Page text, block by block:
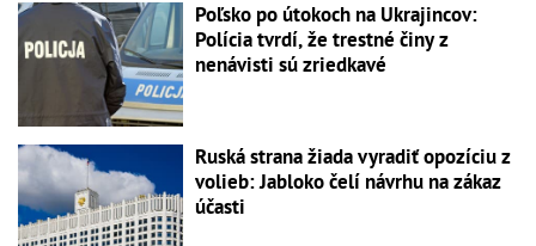
Poľsko po útokoch na Ukrajincov:
Polícia tvrdí, že trestné činy z
nenávisti sú zriedkavé
Ruská strana žiada vyradiť opozíciu z
volieb: Jabloko čelí návrhu na zákaz
účasti